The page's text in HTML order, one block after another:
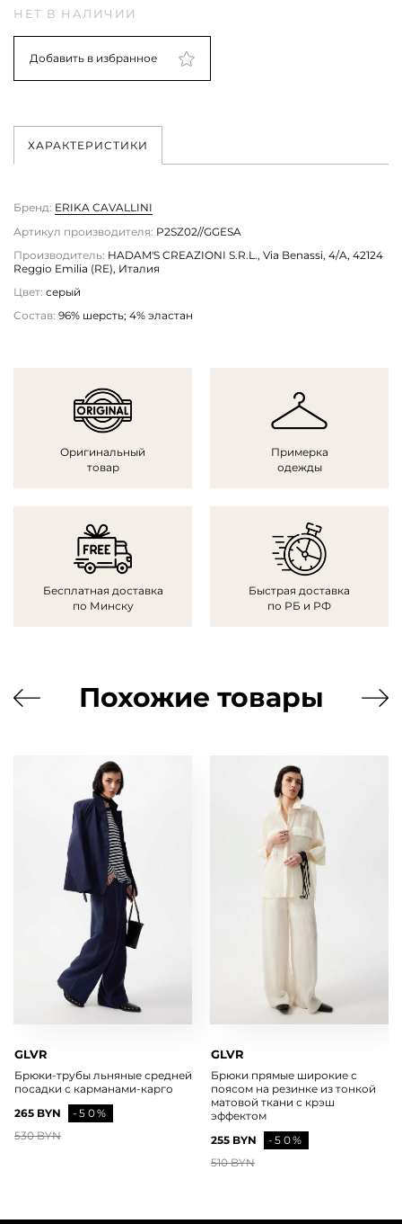
НЕТ В НАЛИЧИИ
Добавить в избранное
ХАРАКТЕРИСТИКИ
Бренд: ERIKA CAVALLINI
Артикул производителя: P2SZ02//GGESA
Производитель: HADAM'S CREAZIONI S.R.L., Via Benassi, 4/A, 42124
Reggio Emilia (RE), Италия
Цвет: серый
Состав: 96% шерсть; 4% эластан
Оригинальный
товар
Примерка
одежды
Бесплатная доставка
по Минску
Быстрая доставка
по РБ и РФ
Похожие товары
GLVR
Брюки-трубы льняные средней
посадки с карманами-карго
265 BYN
-50%
530 BYN
GLVR
Брюки прямые широкие с
поясом на резинке из тонкой
матовой ткани с крэш
эффектом
255 BYN
-50%
510 BYN